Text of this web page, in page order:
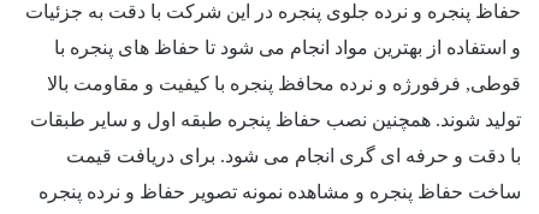
حفاظ پنجره و نرده جلوی پنجره در این شرکت با دقت به جزئیات
و استفاده از بهترین مواد انجام می شود تا حفاظ های پنجره با
قوطی, فرفورژه و نرده محافظ پنجره با کیفیت و مقاومت بالا
تولید شوند. همچنین نصب حفاظ پنجره طبقه اول و سایر طبقات
با دقت و حرفه ای گری انجام می شود. برای دریافت قیمت
ساخت حفاظ پنجره و مشاهده نمونه تصویر حفاظ و نرده پنجره